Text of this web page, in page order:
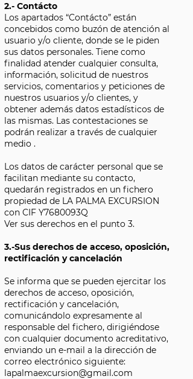
2.- Contácto
Los apartados “Contácto” están
concebidos como buzón de atención al
usuario y/o cliente, donde se le piden
sus datos personales. Tiene como
finalidad atender cualquier consulta,
información, solicitud de nuestros
servicios, comentarios y peticiones de
nuestros usuarios y/o clientes, y
obtener además datos estadísticos de
las mismas. Las contestaciones se
podrán realizar a través de cualquier
medio .
Los datos de carácter personal que se
facilitan mediante su contacto,
quedarán registrados en un fichero
propiedad de LA PALMA EXCURSION
con CIF Y7680093Q
Ver sus derechos en el punto 3.
3.-Sus derechos de acceso, oposición,
rectificación y cancelación
Se informa que se pueden ejercitar los
derechos de acceso, oposición,
rectificación y cancelación,
comunicándolo expresamente al
responsable del fichero, dirigiéndose
con cualquier documento acreditativo,
enviando un e-mail a la dirección de
correo electrónico siguiente:
lapalmaexcursion@gmail.com